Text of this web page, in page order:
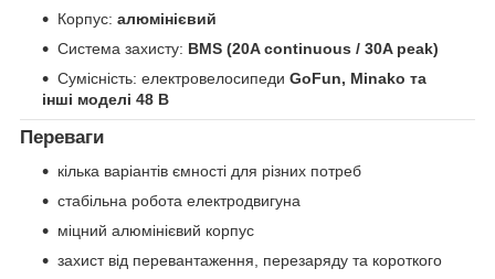
Корпус: алюмінієвий
Система захисту: BMS (20A continuous / 30A peak)
Сумісність: електровелосипеди GoFun, Minako та
інші моделі 48 В
Переваги
кілька варіантів ємності для різних потреб
стабільна робота електродвигуна
міцний алюмінієвий корпус
захист від перевантаження, перезаряду та короткого